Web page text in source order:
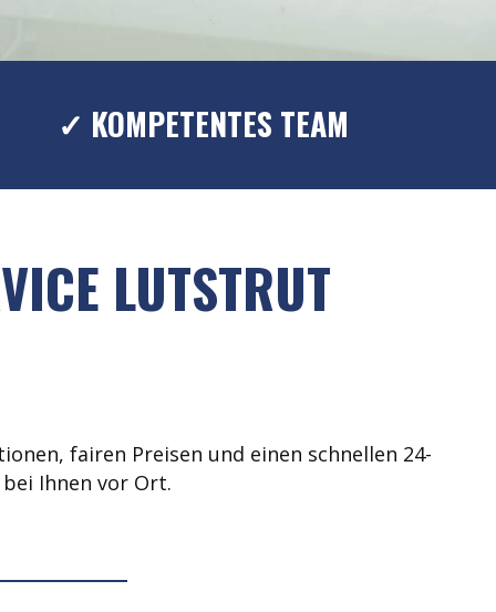
✓ KOMPETENTES TEAM
LUTSTRUT
fairen Preisen und einen schnellen 24-
Ihnen vor Ort.